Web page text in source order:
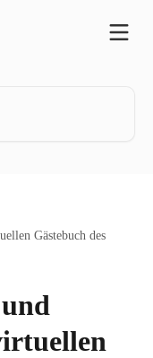
Gästebuch des